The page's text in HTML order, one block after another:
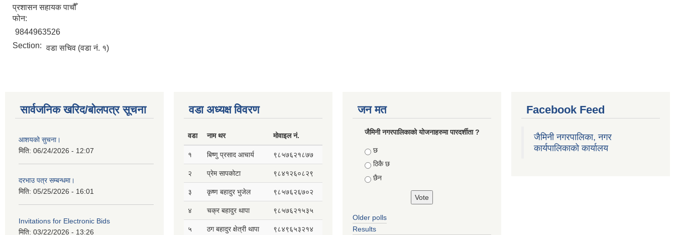
प्रशासन सहायक पाचौँ
फोन:
9844963526
Section: वडा सचिव (वडा नं. १)
सार्वजनिक खरिद/बोलपत्र सूचना
आशयको सुचना।
मिति: 06/24/2026 - 12:07
दरभाउ पत्र सम्बन्धमा।
मिति: 05/25/2026 - 16:01
Invitations for Electronic Bids
मिति: 03/22/2026 - 13:26
वडा अध्यक्ष विवरण
वडा नाम थर मोवाइल नं.
१ बिष्णु प्रसाद आचार्य ९८५७६२१८७७
२ प्रेम सापकोटा ९८४१२६०८२९
३ कृष्ण बहादुर भुजेल ९८५७६२६७०२
४ चक्र बहादुर थापा ९८५७६२१५३५
५ ठग बहादुर क्षेत्री थापा ९८४९६५३२१४
जन मत
जैमिनी नगरपालिकाको योजनाहरुमा पारदर्शीता ?
Choices
छ
ठिकै छ
छैन
Older polls
Results
Facebook Feed
जैमिनी नगरपालिका, नगर
कार्यपालिकाको कार्यालय